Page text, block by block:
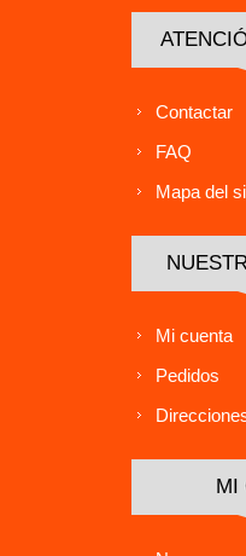
Contactar
FAQ
Mapa del
Mi cuenta
Pedidos
MI